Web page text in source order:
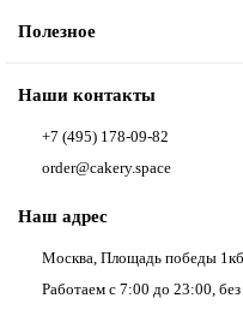
Полезное
Наши контакты
+7 (495) 178-09-82
order@cakery.space
Наш адрес
Москва, Площадь победы 1кб
Работаем с 7:00 до 23:00,